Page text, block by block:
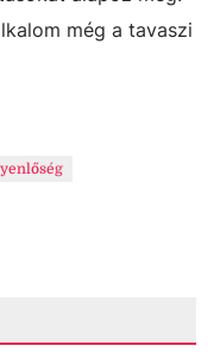
még a tavaszi